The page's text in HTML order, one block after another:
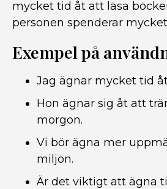
mycket tid åt att läsa
personen spenderar
Exempel på
Jag ägnar mycket tid
Hon ägnar sig åt att
morgon.
Vi bör ägna mer
miljön.
Är det viktigt att ägna